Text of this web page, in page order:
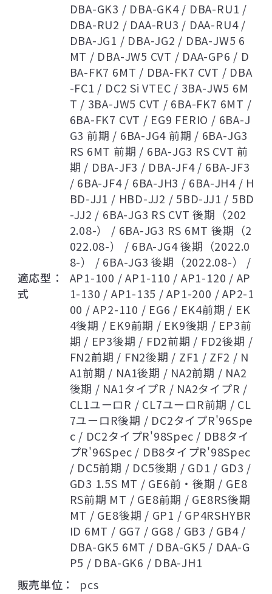
適応型
式
DBA-GK3 / DBA-GK4 / DBA-RU1 /
DBA-RU2 / DAA-RU3 / DAA-RU4 /
DBA-JG1 / DBA-JG2 / DBA-JW5 6
MT / DBA-JW5 CVT / DAA-GP6 / D
BA-FK7 6MT / DBA-FK7 CVT / DBA
-FC1 / DC2 Si VTEC / 3BA-JW5 6M
T / 3BA-JW5 CVT / 6BA-FK7 6MT /
6BA-FK7 CVT / EG9 FERIO / 6BA-J
G3 前期 / 6BA-JG4 前期 / 6BA-JG3
RS 6MT 前期 / 6BA-JG3 RS CVT 前
期 / DBA-JF3 / DBA-JF4 / 6BA-JF3
/ 6BA-JF4 / 6BA-JH3 / 6BA-JH4 / H
BD-JJ1 / HBD-JJ2 / 5BD-JJ1 / 5BD
-JJ2 / 6BA-JG3 RS CVT 後期（202
2.08-） / 6BA-JG3 RS 6MT 後期（2
022.08-） / 6BA-JG4 後期（2022.0
8-） / 6BA-JG3 後期（2022.08-） /
AP1-100 / AP1-110 / AP1-120 / AP
1-130 / AP1-135 / AP1-200 / AP2-1
00 / AP2-110 / EG6 / EK4前期 / EK
4後期 / EK9前期 / EK9後期 / EP3前
期 / EP3後期 / FD2前期 / FD2後期 /
FN2前期 / FN2後期 / ZF1 / ZF2 / N
A1前期 / NA1後期 / NA2前期 / NA2
後期 / NA1タイプR / NA2タイプR /
CL1ユーロR / CL7ユーロR前期 / CL
7ユーロR後期 / DC2タイプR'96Spe
c / DC2タイプR'98Spec / DB8タイ
プR'96Spec / DB8タイプR'98Spec
/ DC5前期 / DC5後期 / GD1 / GD3 /
GD3 1.5S MT / GE6前・後期 / GE8
RS前期 MT / GE8前期 / GE8RS後期
MT / GE8後期 / GP1 / GP4RSHYBR
ID 6MT / GG7 / GG8 / GB3 / GB4 /
DBA-GK5 6MT / DBA-GK5 / DAA-G
P5 / DBA-GK6 / DBA-JH1
販売単位
pcs